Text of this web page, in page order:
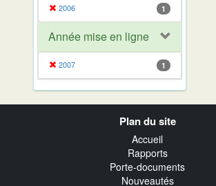
2006 1
Année mise en ligne
2007 1
Plan du site
Accueil
Rapports
Porte-documents
Nouveautés